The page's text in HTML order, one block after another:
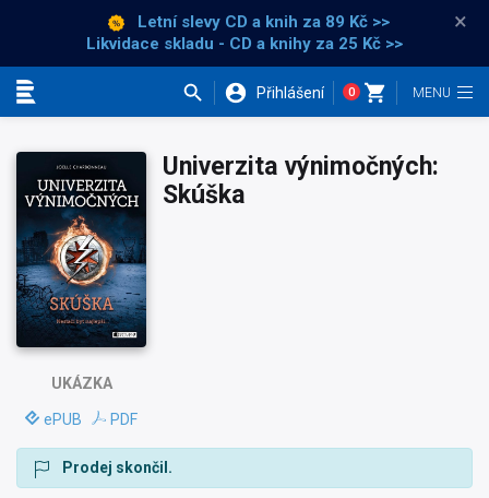
Letní slevy CD a knih za 89 Kč >>
Likvidace skladu - CD a knihy za 25 Kč >>
×
Přihlášení 0
UKÁZKA
ePUB PDF
Univerzita výnimočných:
Skúška
Prodej skončil.